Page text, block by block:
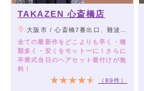
TAKAZEN 心斎橋店
大阪市 / 心斎橋7番出口、難波駅25番出口から徒歩3分
全ての最新作をどこよりも早く・種
類多く・安くをモットーに！さらに
卒業式当日のヘアセット着付けが無
料！
（89件）